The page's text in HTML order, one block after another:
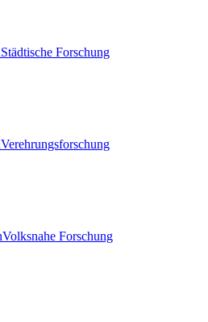
Städtische Forschung
Verehrungsforschung
Volksnahe Forschung